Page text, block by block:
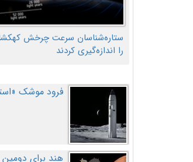
ستاره‌شناسان سرعت چرخش
را اندازه‌گیری کردند
فرود موشک
هند برای